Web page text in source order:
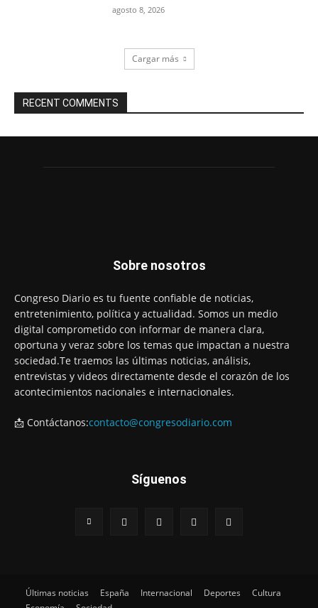
agosto 8, 2026
Cargar más
RECENT COMMENTS
Sobre nosotros
Congreso Diario es tu fuente confiable de noticias,
entretenimiento, política y actualidad. Somos un medio
digital comprometido con informar de manera clara,
oportuna y veraz sobre los temas que impactan a nuestra
sociedad.Te traemos las últimas noticias, análisis,
entrevistas y videos directamente desde el corazón de los
acontecimientos nacionales e internacionales.
📩 Contáctanos:contacto@congresodiario.com
Síguenos
Últimas noticias España Internacional Deportes
Cultura